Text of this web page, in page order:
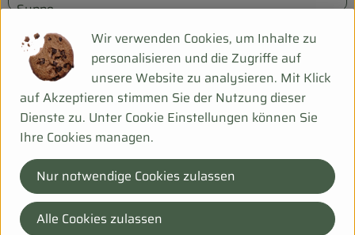
Hühner - Kokossuppe
Kartoffel-Gemüse-Auflauf
Suppengemüse
Wir verwenden Cookies, um Inhalte zu
personalisieren und die Zugriffe auf
unsere Website zu analysieren. Mit Klick
auf Akzeptieren stimmen Sie der Nutzung dieser
Dienste zu. Unter Cookie Einstellungen können Sie
Ihre Cookies managen.
Nur notwendige Cookies zulassen
Alle Cookies zulassen